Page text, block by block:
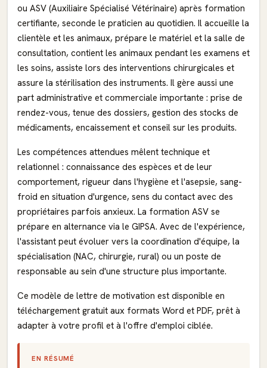
ou ASV (Auxiliaire Spécialisé Vétérinaire) après formation
certifiante, seconde le praticien au quotidien. Il accueille la
clientèle et les animaux, prépare le matériel et la salle de
consultation, contient les animaux pendant les examens et
les soins, assiste lors des interventions chirurgicales et
assure la stérilisation des instruments. Il gère aussi une
part administrative et commerciale importante : prise de
rendez-vous, tenue des dossiers, gestion des stocks de
médicaments, encaissement et conseil sur les produits.
Les compétences attendues mêlent technique et
relationnel : connaissance des espèces et de leur
comportement, rigueur dans l'hygiène et l'asepsie, sang-
froid en situation d'urgence, sens du contact avec des
propriétaires parfois anxieux. La formation ASV se
prépare en alternance via le GIPSA. Avec de l'expérience,
l'assistant peut évoluer vers la coordination d'équipe, la
spécialisation (NAC, chirurgie, rural) ou un poste de
responsable au sein d'une structure plus importante.
Ce modèle de lettre de motivation est disponible en
téléchargement gratuit aux formats Word et PDF, prêt à
adapter à votre profil et à l'offre d'emploi ciblée.
EN RÉSUMÉ